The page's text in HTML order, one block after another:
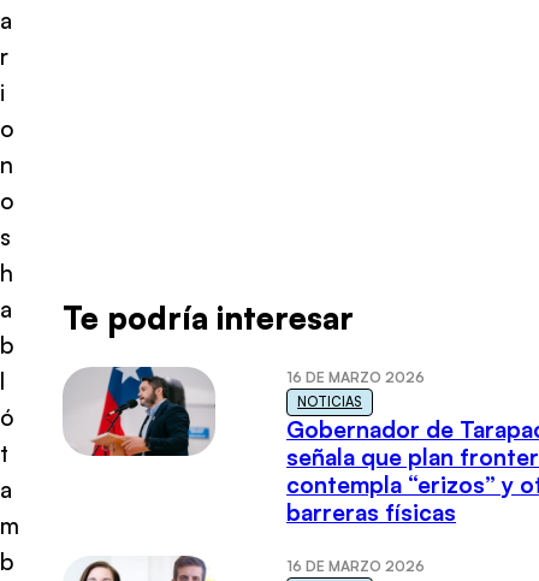
a
r
i
o
n
o
s
h
a
b
l
ó
t
a
m
b
Te podría interesar
16 DE MARZO 2026
NOTICIAS
Gobernador de
señala que plan
contempla “erizos” y
barreras físicas
16 DE MARZO 2026